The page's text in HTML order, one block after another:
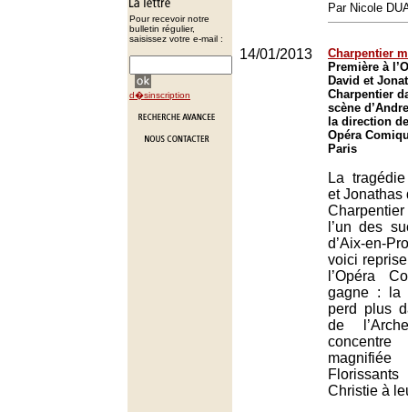
Pour recevoir notre
bulletin régulier,
saisissez votre e-mail :
d�sinscription
Par Nicole
14/01/2013
Charpentier
Première à
David et
Charpentier
scène
la direction
Opéra
Paris
La
et Jonathas
l’un des
d’Aix-en-
voici
l’Opéra
gagne : la
perd plus
de
concentre
Christie à